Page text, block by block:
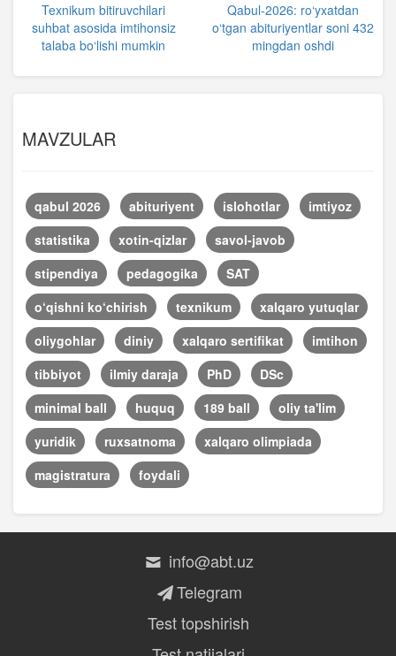
Texnikum bitiruvchilari
suhbat asosida imtihonsiz
talaba bo‘lishi mumkin
Qabul-2026: ro‘yxatdan
o‘tgan abituriyentlar soni 432
mingdan oshdi
MAVZULAR
qabul 2026 abituriyent islohotlar
imtiyoz
statistika
xotin-qizlar
savol-javob
stipendiya
pedagogika
SAT
o‘qishni ko‘chirish
texnikum
xalqaro yutuqlar
oliygohlar
diniy xalqaro sertifikat
imtihon
tibbiyot
ilmiy daraja PhD
DSc
minimal ball
huquq 189 ball
oliy ta'lim
yuridik
ruxsatnoma
xalqaro olimpiada
magistratura
foydali
info@abt.uz
Telegram
Test topshirish